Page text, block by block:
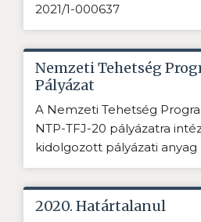
2021/1-000637
Nemzeti Tehetség
Pályázat
A Nemzeti Tehetség
NTP-TFJ-20 pályázatra
kidolgozott pályázati anyag
2020. Határtalanul